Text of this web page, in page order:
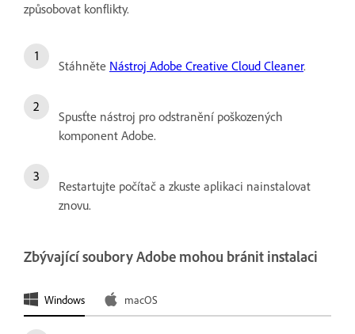
způsobovat konflikty.
Stáhněte Nástroj Adobe Creative Cloud Cleaner.
Spusťte nástroj pro odstranění poškozených
komponent Adobe.
Restartujte počítač a zkuste aplikaci nainstalovat
znovu.
Zbývající soubory Adobe mohou bránit instalaci
Windows macOS